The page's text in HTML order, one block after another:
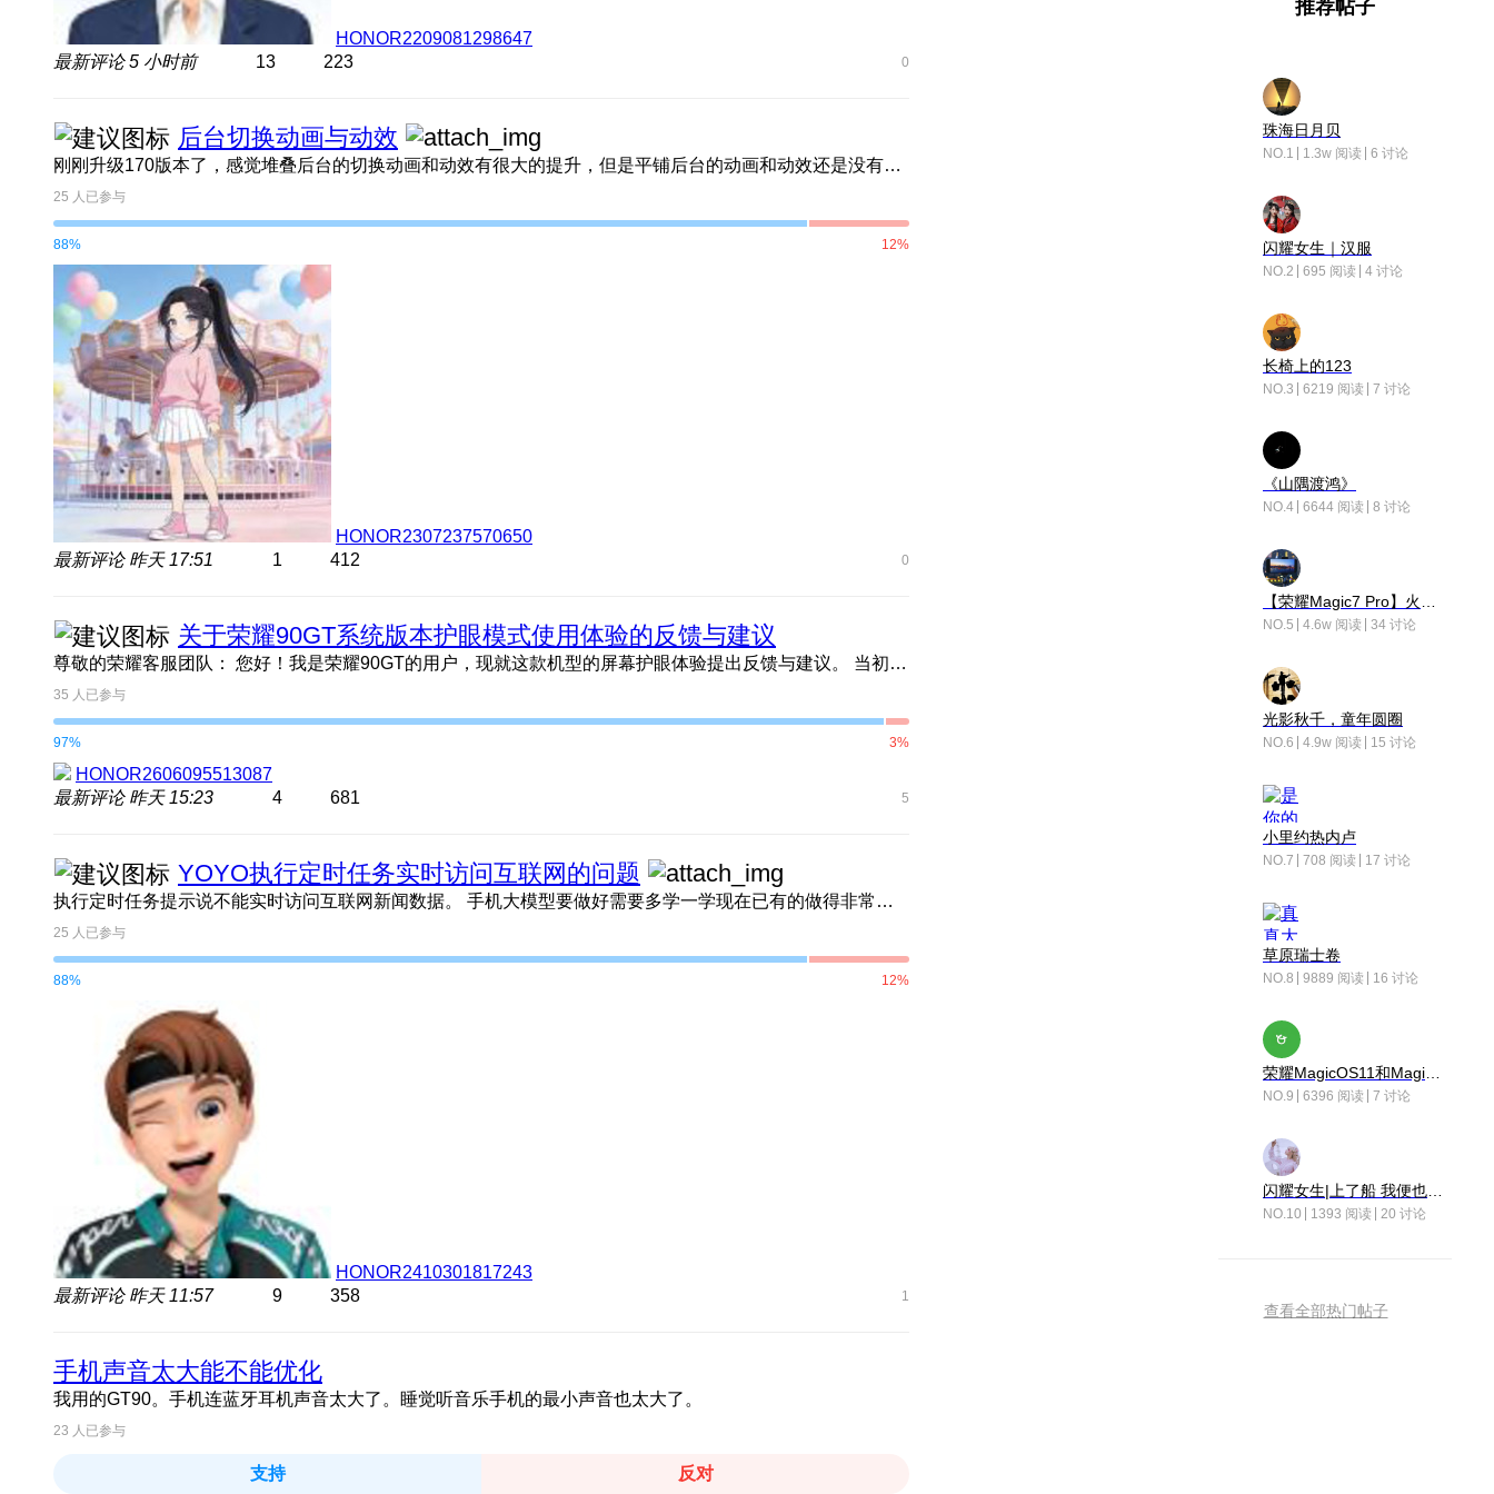
HONOR2209081298647
最新评论5 小时前 13 223 0
后台切换动画与动效
刚刚升级170版本了，感觉堆叠后台的切换动画和动效有很大的提升，但是平铺后台的动画和动效还是没有改进，希望可以继续加油改进提升使用体验。
25 人已参与
88% 12%
HONOR2307237570650
最新评论 昨天 17:51 1 412 0
关于荣耀90GT系统版本护眼模式使用体验的反馈与建议
尊敬的荣耀客服团队： 您好！我是荣耀90GT的用户，现就这款机型的屏幕护眼体验提出反馈与建议。 当初包括我在内的大量用户，都是看重这款机型出色的护眼表现才选择入手。手机出厂搭载的MagicOS 7.2版本，屏幕调校柔和自然，长时间使用眼睛也不易疲劳，体验十分理想。 但随着系统不断迭代，从7.2升级至8.0、9.0，再到目前的10.0、10.x版本，护眼体验一版不如一版，呈现持续下滑的状态。现在的系统默认标准画面刺眼，结合使用感受判断，大概率和白点值、背光调校、亮度曲线改动有关。 为改善观感，我已经逐一尝试手动调节：将色温拉至最暖、切换色彩模式、全程开启护眼相关功能，能调整的显示参数都做了优化。但这些常规设置只能起到微弱作用，并不能从根本上解决屏幕刺眼的问题，也无法还原最初舒适的观感。 综合以上使用感受，恳请官方在后续版本更新中，针对屏幕底层参数进行优化调整，回归这款机型主打护眼的设计初衷，还原柔和自然、久看不累眼的显示效果。十分期待问题能够得到改善，感谢官方的重视与跟进！ （补充说明：我先后为家中两位长辈购入该机型，正是认可它出众的护眼能力。长辈日常使用手机频次高，
35 人已参与
97% 3%
HONOR2606095513087
最新评论 昨天 15:23 4 681 5
YOYO执行定时任务实时访问互联网的问题
执行定时任务提示说不能实时访问互联网新闻数据。 手机大模型要做好需要多学一学现在已有的做得非常好的大模型。 要把调用手机功能的能力发挥到最好，不然就比不过其他大模型了
25 人已参与
88% 12%
HONOR2410301817243
最新评论 昨天 11:57 9 358 1
手机声音太大能不能优化
我用的GT90。手机连蓝牙耳机声音太大了。睡觉听音乐手机的最小声音也太大了。
23 人已参与
支持 反对
推荐帖子
珠海日月贝
NO.1 1.3w 阅读 6 讨论
闪耀女生｜汉服
NO.2 695 阅读 4 讨论
长椅上的123
NO.3 6219 阅读 7 讨论
《山隅渡鸿》
NO.4 6644 阅读 8 讨论
NO.5 4.6w 阅读 34 讨论
光影秋千，童年圆圈
NO.6 4.9w 阅读 15 讨论
小里约热内卢
NO.7 708 阅读 17 讨论
草原瑞士卷
NO.8 9889 阅读 16 讨论
NO.9 6396 阅读 7 讨论
NO.10 1393 阅读 20 讨论
查看全部热门帖子